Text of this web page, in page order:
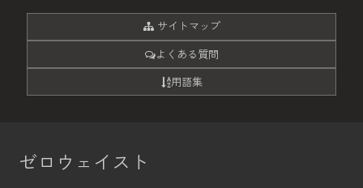
サイトマップ
よくある質問
用語集
ゼロウェイスト